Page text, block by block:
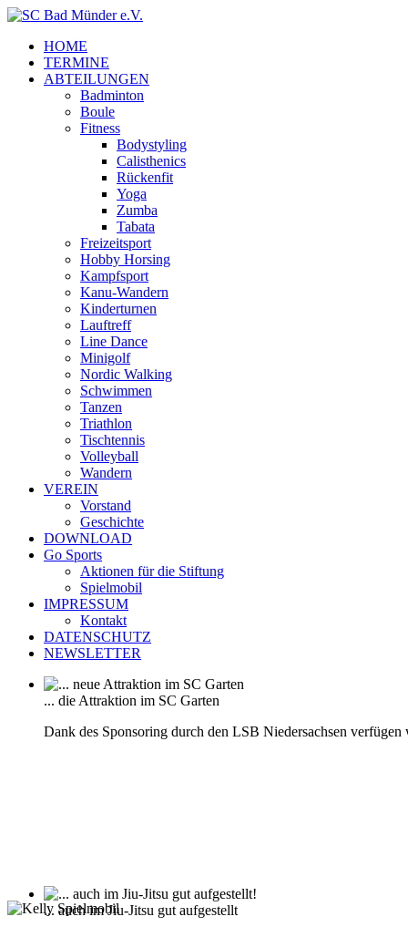
HOME
TERMINE
ABTEILUNGEN
Badminton
Boule
Fitness
Bodystyling
Calisthenics
Rückenfit
Yoga
Zumba
Tabata
Freizeitsport
Hobby Horsing
Kampfsport
Kanu-Wandern
Kinderturnen
Lauftreff
Line Dance
Minigolf
Nordic Walking
Schwimmen
Tanzen
Triathlon
Tischtennis
Volleyball
Wandern
VEREIN
Vorstand
Geschichte
DOWNLOAD
Go Sports
Aktionen für die Stiftung
Spielmobil
IMPRESSUM
Kontakt
DATENSCHUTZ
NEWSLETTER
... die Attraktion im SC Garten
Dank des Sponsoring durch den LSB Niedersachsen
... auch im Jiu-Jitsu gut aufgestellt